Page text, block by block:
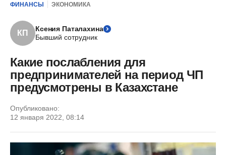
ФИНАНСЫ ЭКОНОМИКА
КП
Ксения Паталахина
Бывший сотрудник
Какие послабления для
предпринимателей на период ЧП
предусмотрены в Казахстане
Опубликовано:
12 января 2022, 08:14